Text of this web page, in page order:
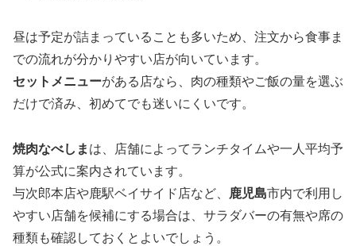
昼は予定が詰まっていることも多いため、注文から食事ま
での流れが分かりやすい店が向いています。
セットメニューがある店なら、肉の種類やご飯の量を選ぶ
だけで済み、初めてでも迷いにくいです。
焼肉なべしま は、店舗によってランチタイムや一人平均予
算が公式に案内されています。
与次郎本店や鹿駅ベイサイド店など、
鹿児島市内で利用し
やすい店舗を候補にする場合は、サラダバーの有無や席の
種類も確認しておくとよいでしょう。